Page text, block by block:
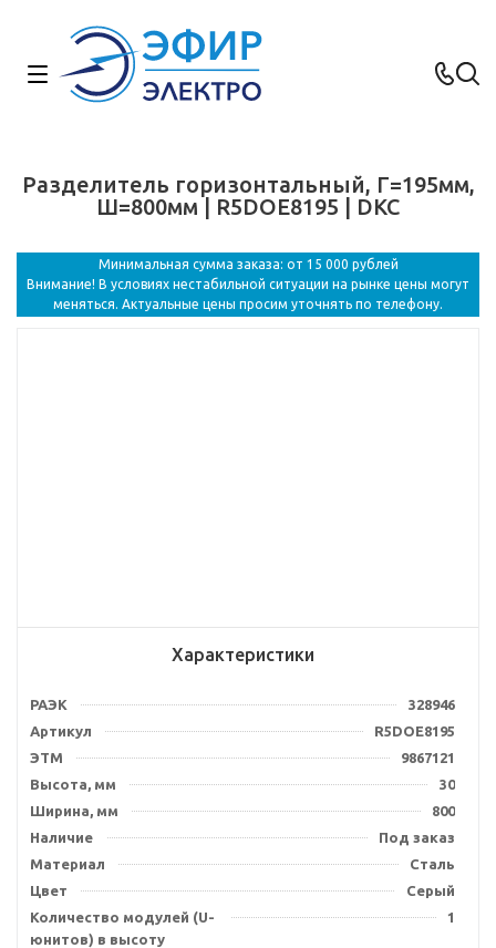
Разделитель горизонтальный, Г=195мм,
Ш=800мм | R5DOE8195 | DKC
Минимальная сумма заказа: от 15 000 рублей
Внимание! В условиях нестабильной ситуации на рынке цены могут
меняться. Актуальные цены просим уточнять по телефону.
Характеристики
РАЭК
328946
Артикул
R5DOE8195
ЭТМ
9867121
Высота, мм
30
Ширина, мм
800
Наличие
Под заказ
Материал
Сталь
Цвет
Серый
Количество модулей (U-
юнитов) в высоту
1